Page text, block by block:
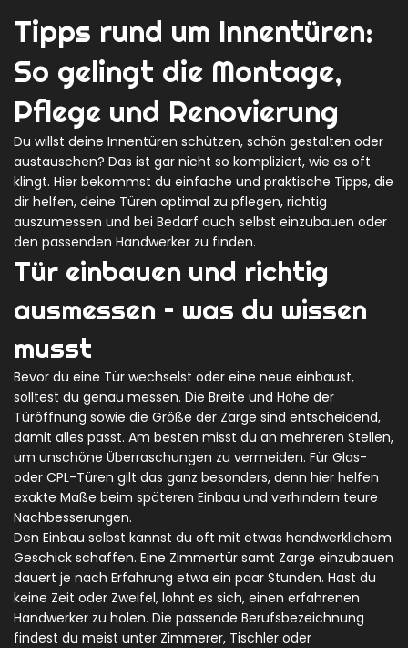
Tipps rund um Innentüren:
So gelingt die Montage,
Pflege und Renovierung
Du willst deine Innentüren schützen, schön gestalten oder
austauschen? Das ist gar nicht so kompliziert, wie es oft
klingt. Hier bekommst du einfache und praktische Tipps, die
dir helfen, deine Türen optimal zu pflegen, richtig
auszumessen und bei Bedarf auch selbst einzubauen oder
den passenden Handwerker zu finden.
Tür einbauen und richtig
ausmessen – was du wissen
musst
Bevor du eine Tür wechselst oder eine neue einbaust,
solltest du genau messen. Die Breite und Höhe der
Türöffnung sowie die Größe der Zarge sind entscheidend,
damit alles passt. Am besten misst du an mehreren Stellen,
um unschöne Überraschungen zu vermeiden. Für Glas-
oder CPL-Türen gilt das ganz besonders, denn hier helfen
exakte Maße beim späteren Einbau und verhindern teure
Nachbesserungen.
Den Einbau selbst kannst du oft mit etwas handwerklichem
Geschick schaffen. Eine Zimmertür samt Zarge einzubauen
dauert je nach Erfahrung etwa ein paar Stunden. Hast du
keine Zeit oder Zweifel, lohnt es sich, einen erfahrenen
Handwerker zu holen. Die passende Berufsbezeichnung
findest du meist unter Zimmerer, Tischler oder